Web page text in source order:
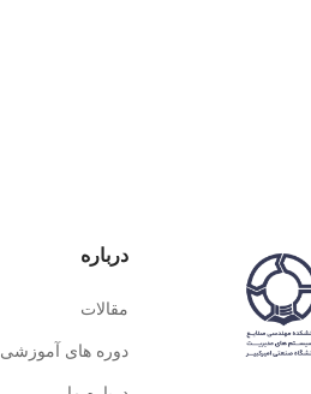
درباره
مقالات
دوره های آموزشی